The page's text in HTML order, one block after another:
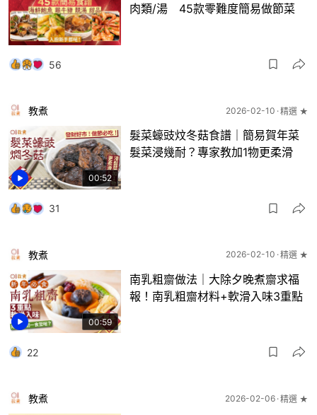
肉類/湯 45款零難度簡易做節菜
56
00:52
教煮 2026-02-10 精選 ★
髮菜蠔豉炆冬菇食譜｜簡易賀年菜
髮菜浸幾耐？專家教加1物更柔滑
31
00:59
教煮 2026-02-10 精選 ★
南乳粗齋做法｜大除夕晚煮齋求福
報！南乳粗齋材料+軟滑入味3重點
22
教煮 2026-02-06 精選 ★